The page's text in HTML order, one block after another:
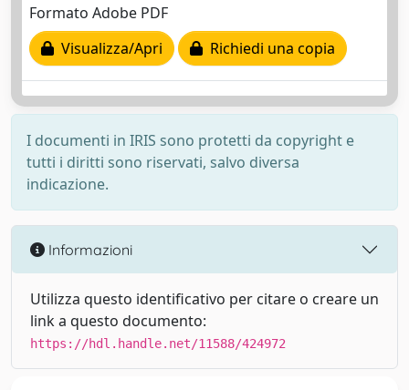
Formato Adobe PDF
Visualizza/Apri
Richiedi una copia
I documenti in IRIS sono protetti da copyright e
tutti i diritti sono riservati, salvo diversa
indicazione.
Informazioni
Utilizza questo identificativo per citare o creare un
link a questo documento:
https://hdl.handle.net/11588/424972